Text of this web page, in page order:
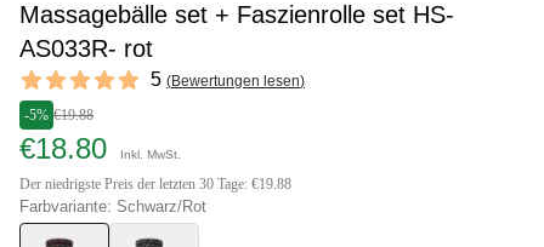
Massagebälle set + Faszienrolle set HS-
AS033R- rot
Reviews
5 out of 5 stars 5 (Bewertungen lesen)
-5% €19.88
€18.80 Inkl. MwSt.
Der niedrigste Preis der letzten 30 Tage: €19.88
Farbvariante: Schwarz/Rot